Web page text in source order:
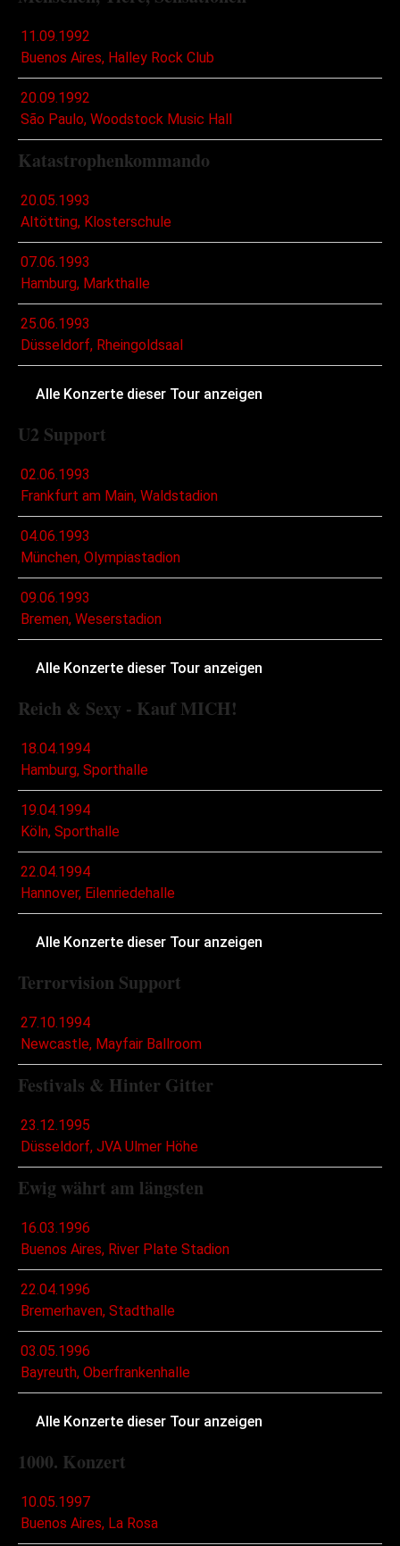
11.09.1992
Buenos Aires, Halley Rock Club
20.09.1992
São Paulo, Woodstock Music Hall
Katastrophenkommando
20.05.1993
Altötting, Klosterschule
07.06.1993
Hamburg, Markthalle
25.06.1993
Düsseldorf, Rheingoldsaal
Alle Konzerte dieser Tour anzeigen
U2 Support
02.06.1993
Frankfurt am Main, Waldstadion
04.06.1993
München, Olympiastadion
09.06.1993
Bremen, Weserstadion
Alle Konzerte dieser Tour anzeigen
Reich & Sexy - Kauf MICH!
18.04.1994
Hamburg, Sporthalle
19.04.1994
Köln, Sporthalle
22.04.1994
Hannover, Eilenriedehalle
Alle Konzerte dieser Tour anzeigen
Terrorvision Support
27.10.1994
Newcastle, Mayfair Ballroom
Festivals & Hinter Gitter
23.12.1995
Düsseldorf, JVA Ulmer Höhe
Ewig währt am längsten
16.03.1996
Buenos Aires, River Plate Stadion
22.04.1996
Bremerhaven, Stadthalle
03.05.1996
Bayreuth, Oberfrankenhalle
Alle Konzerte dieser Tour anzeigen
1000. Konzert
10.05.1997
Buenos Aires, La Rosa